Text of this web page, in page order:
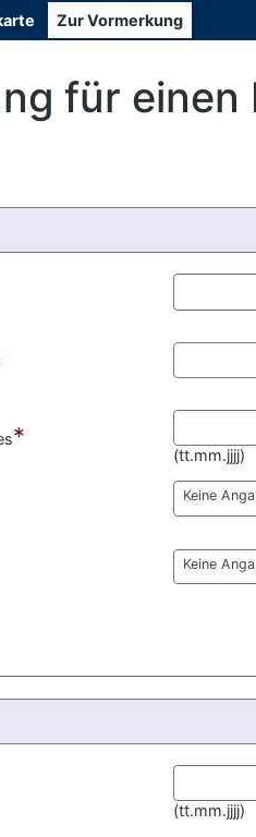
Zur Vormerkung
für
*
(tt.mm.jjjj)
Keine
Keine
(tt.mm.jjjj)